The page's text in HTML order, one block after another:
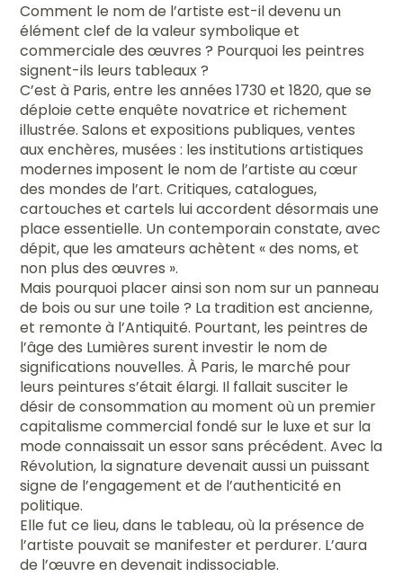
Comment le nom de l’artiste est-il devenu un
élément clef de la valeur symbolique et
commerciale des œuvres ? Pourquoi les peintres
signent-ils leurs tableaux ?
C’est à Paris, entre les années 1730 et 1820, que se
déploie cette enquête novatrice et richement
illustrée. Salons et expositions publiques, ventes
aux enchères, musées : les institutions artistiques
modernes imposent le nom de l’artiste au cœur
des mondes de l’art. Critiques, catalogues,
cartouches et cartels lui accordent désormais une
place essentielle. Un contemporain constate, avec
dépit, que les amateurs achètent « des noms, et
non plus des œuvres ».
Mais pourquoi placer ainsi son nom sur un panneau
de bois ou sur une toile ? La tradition est ancienne,
et remonte à l’Antiquité. Pourtant, les peintres de
l’âge des Lumières surent investir le nom de
significations nouvelles. À Paris, le marché pour
leurs peintures s’était élargi. Il fallait susciter le
désir de consommation au moment où un premier
capitalisme commercial fondé sur le luxe et sur la
mode connaissait un essor sans précédent. Avec la
Révolution, la signature devenait aussi un puissant
signe de l’engagement et de l’authenticité en
politique.
Elle fut ce lieu, dans le tableau, où la présence de
l’artiste pouvait se manifester et perdurer. L’aura
de l’œuvre en devenait indissociable.